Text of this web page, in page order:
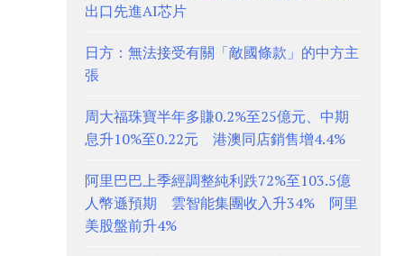
出口先進AI芯片
日方：無法接受有關「敵國條款」的中方主
張
周大福珠寶半年多賺0.2%至25億元、中期
息升10%至0.22元 港澳同店銷售增4.4%
阿里巴巴上季經調整純利跌72%至103.5億
人幣遜預期 雲智能集團收入升34% 阿里
美股盤前升4%